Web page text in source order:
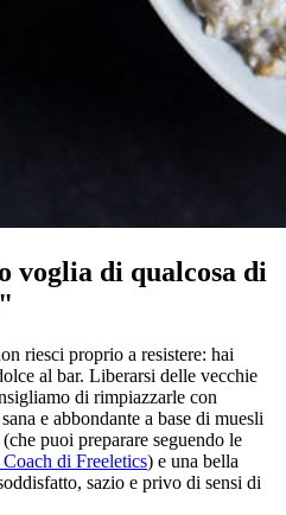
voglia di qualcosa di
riesci proprio a resistere: hai
al bar. Liberarsi delle vecchie
di rimpiazzarle con
e abbondante a base di muesli
puoi preparare seguendo le
di Freeletics) e una bella
sazio e privo di sensi di